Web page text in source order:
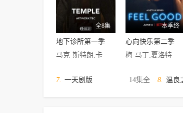
全8集
地下诊所第一季
马克·斯特朗,卡里斯·范·侯登,丹尼尔·梅斯,玛丽昂·贝利,莉莉·纽马克,哈廷·帕特尔,克洛伊·皮里,山姆·哈兹尔丁,乔丹·朗,罗伯特·吉尔贝托,马丁·麦凯恩
本季终
心向快乐第二季
梅·马丁,夏洛特·里奇,丽莎·库卓,约翰·罗斯·鲍伊,埃莉诺·松浦,Jordan·Stephens
7. 14集全
一天剧版 8. 温良